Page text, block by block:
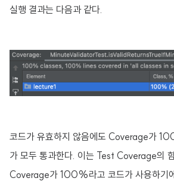
실행 결과는 다음과 같다.
코드가 유효하지 않음에도 Coverage가
가 모두 통과한다. 이는 Test Coverage의
Coverage가 100%라고 코드가 사용하기